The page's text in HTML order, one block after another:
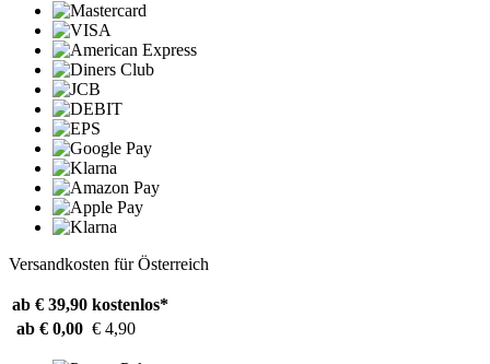
Versandkosten für Österreich
ab € 39,90 kostenlos*
ab € 0,00 € 4,90